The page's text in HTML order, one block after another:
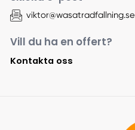
viktor@wasatradfallning.se
Vill du ha en offert?
Kontakta oss